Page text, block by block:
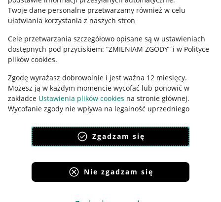
Twoje dane personalne przetwarzamy również w celu
ułatwiania korzystania z naszych stron
Cele przetwarzania szczegółowo opisane są w ustawieniach
dostępnych pod przyciskiem: “ZMIENIAM ZGODY” i w Polityce
plików cookies.
Zgodę wyrażasz dobrowolnie i jest ważna 12 miesięcy.
Możesz ją w każdym momencie wycofać lub ponowić w
zakładce Ustawienia plików cookies na stronie głównej.
Wycofanie zgody nie wpływa na legalność uprzedniego
polityka plików cookies
polityka ochrony prywatności
Zgadzam się
Nie zgadzam się
Udostępnianie lokalizacji
Pobierz aplikację
Korzystanie z serwisu oznacza akceptacjęregulaminu